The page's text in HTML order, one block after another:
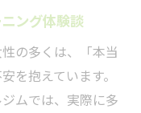
ング体験談
の多くは、「本当
を抱えています。
ムでは、実際に多